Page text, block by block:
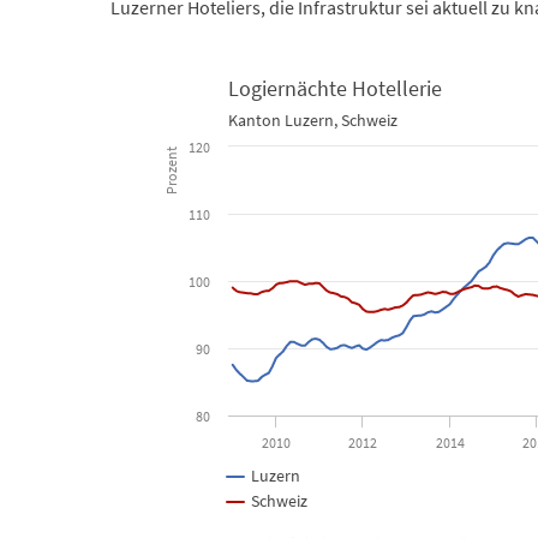
Luzerner Hoteliers, die Infrastruktur sei aktuell zu
Logiernächte Hotellerie
Line chart with 2 lines.
Kanton Luzern, Schweiz
View as data table, Logiernächte Hotellerie
The chart has 1 X axis displaying Time. Data ranges
The chart has 1 Y axis displaying Prozent. Data
Prozent
Logiernächte Hotellerie
Kanton Luzern, Schweiz
Luzern
Schweiz
2010 2012 2014
80
90
100
110
120